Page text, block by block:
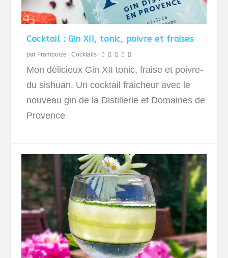
Cocktail : Gin XII, tonic, poivre et fraises
par Framboize |Cocktails |
Mon délicieux Gin XII tonic, fraise et poivre-
du sishuan. Un cocktail fraicheur avec le
nouveau gin de la Distillerie et Domaines de
Provence